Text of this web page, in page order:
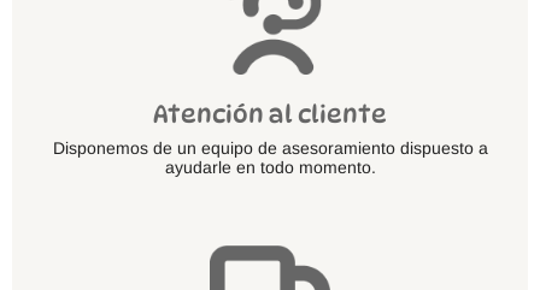
Atención al cliente
Disponemos de un equipo de asesoramiento dispuesto a
ayudarle en todo momento.